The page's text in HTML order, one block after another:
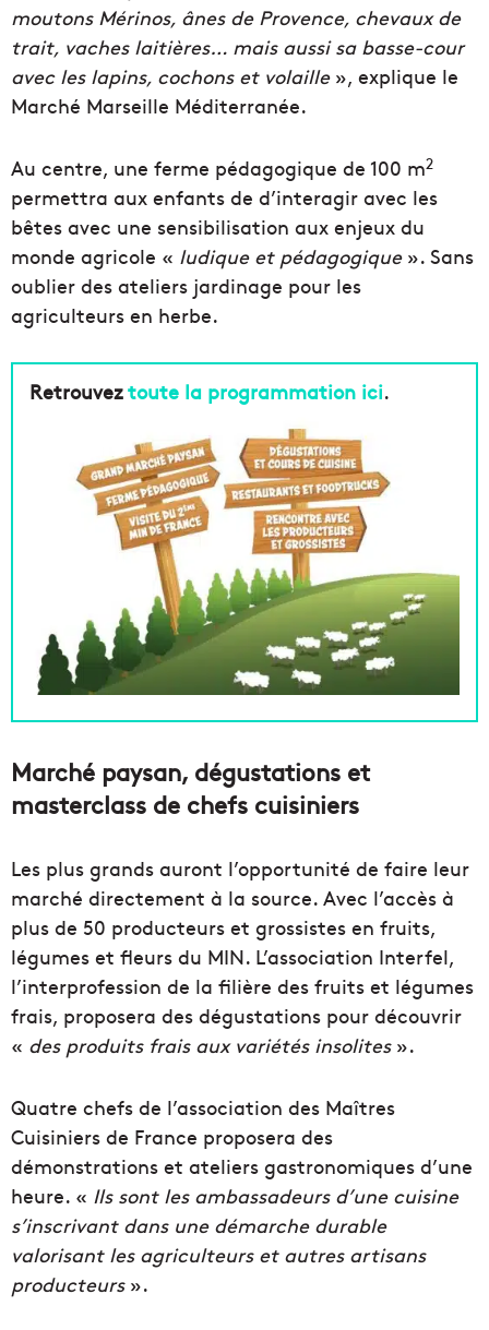
moutons Mérinos, ânes de Provence, chevaux de
trait, vaches laitières… mais aussi sa basse-cour
avec les lapins, cochons et volaille», explique le
Marché Marseille Méditerranée.
Au centre, une ferme pédagogique de 100 m2
permettra aux enfants de d’interagir avec les
bêtes avec une sensibilisation aux enjeux du
monde agricole « ludique et pédagogique». Sans
oublier des ateliers jardinage pour les
agriculteurs en herbe.
Retrouveztoute la programmation ici.
Marché paysan, dégustations et
masterclass de chefs cuisiniers
Les plus grands auront l’opportunité de faire leur
marché directement à la source. Avec l’accès à
plus de 50 producteurs et grossistes en fruits,
légumes et fleurs du MIN. L’association Interfel,
l’interprofession de la filière des fruits et légumes
frais, proposera des dégustations pour découvrir
« des produits frais aux variétés insolites».
Quatre chefs de l’association des Maîtres
Cuisiniers de France proposera des
démonstrations et ateliers gastronomiques d’une
heure. « Ils sont les ambassadeurs d’une cuisine
s’inscrivant dans une démarche durable
valorisant les agriculteurs et autres artisans
producteurs».